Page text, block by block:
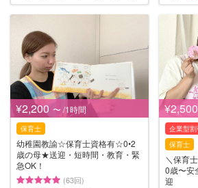
¥2,200 〜 /1時間
保育士
幼稚園教諭☆保育士資格有☆0•2
歳の母★送迎・短時間・教育・緊
急OK！
(63回)
¥2,500
企業型割
保育士
＼保育
0歳〜安
迎